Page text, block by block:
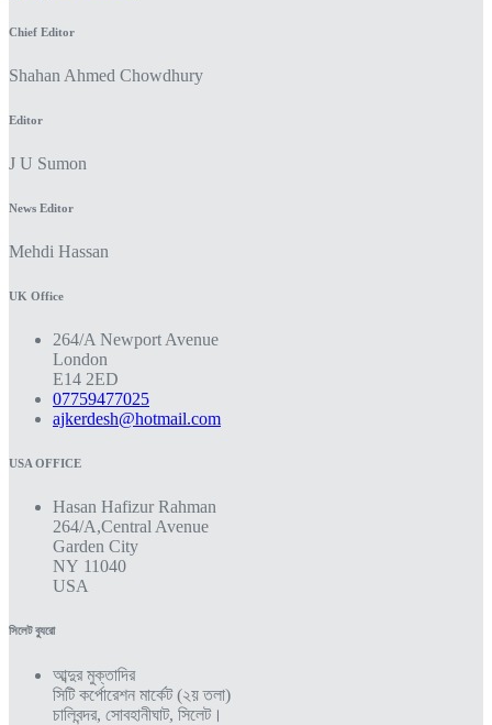
Chief Editor
Shahan Ahmed Chowdhury
Editor
J U Sumon
News Editor
Mehdi Hassan
UK Office
264/A Newport Avenue
London
E14 2ED
07759477025
ajkerdesh@hotmail.com
USA OFFICE
Hasan Hafizur Rahman
264/A,Central Avenue
Garden City
NY 11040
USA
সিলেট ব্যুরো
আব্দুর মুক্তাদির
সিটি কর্পোরেশন মার্কেট (২য় তলা)
চালিবন্দর, সোবহানীঘাট, সিলেট।